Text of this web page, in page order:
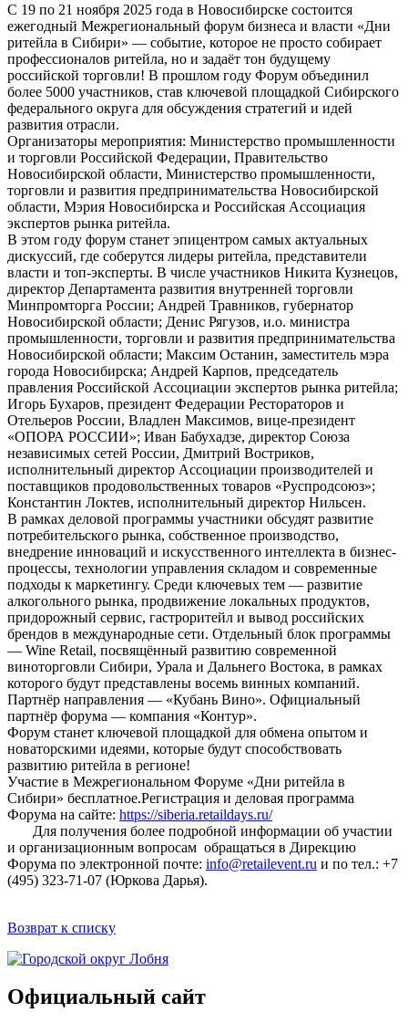
С 19 по 21 ноября 2025 года в Новосибирске состоится
ежегодный Межрегиональный форум бизнеса и власти «Дни
ритейла в Сибири» — событие, которое не просто собирает
профессионалов ритейла, но и задаёт тон будущему
российской торговли! В прошлом году Форум объединил
более 5000 участников, став ключевой площадкой Сибирского
федерального округа для обсуждения стратегий и идей
развития отрасли.
Организаторы мероприятия: Министерство промышленности
и торговли Российской Федерации, Правительство
Новосибирской области, Министерство промышленности,
торговли и развития предпринимательства Новосибирской
области, Мэрия Новосибирска и Российская Ассоциация
экспертов рынка ритейла.
В этом году форум станет эпицентром самых актуальных
дискуссий, где соберутся лидеры ритейла, представители
власти и топ-эксперты. В числе участников Никита Кузнецов,
директор Департамента развития внутренней торговли
Минпромторга России; Андрей Травников, губернатор
Новосибирской области; Денис Рягузов, и.о. министра
промышленности, торговли и развития предпринимательства
Новосибирской области; Максим Останин, заместитель мэра
города Новосибирска; Андрей Карпов, председатель
правления Российской Ассоциации экспертов рынка ритейла;
Игорь Бухаров, президент Федерации Рестораторов и
Отельеров России, Владлен Максимов, вице-президент
«ОПОРА РОССИИ»; Иван Бабухадзе, директор Союза
независимых сетей России, Дмитрий Востриков,
исполнительный директор Ассоциации производителей и
поставщиков продовольственных товаров «Руспродсоюз»;
Константин Локтев, исполнительный директор Нильсен.
В рамках деловой программы участники обсудят развитие
потребительского рынка, собственное производство,
внедрение инноваций и искусственного интеллекта в бизнес-
процессы, технологии управления складом и современные
подходы к маркетингу. Среди ключевых тем — развитие
алкогольного рынка, продвижение локальных продуктов,
придорожный сервис, гастроритейл и вывод российских
брендов в международные сети. Отдельный блок программы
— Wine Retail, посвящённый развитию современной
виноторговли Сибири, Урала и Дальнего Востока, в рамках
которого будут представлены восемь винных компаний.
Партнёр направления — «Кубань Вино». Официальный
партнёр форума — компания «Контур».
Форум станет ключевой площадкой для обмена опытом и
новаторскими идеями, которые будут способствовать
развитию ритейла в регионе!
Участие в Межрегиональном Форуме «Дни ритейла в
Сибири» бесплатное.Регистрация и деловая программа
Форума на сайте: https://siberia.retaildays.ru/
Для получения более подробной информации об участии
и организационным вопросам обращаться в Дирекцию
Форума по электронной почте: info@retailevent.ru и по тел.: +7
(495) 323-71-07 (Юркова Дарья).
Возврат к списку
Официальный сайт